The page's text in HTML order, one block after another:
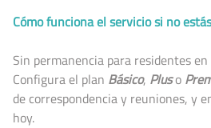
Cómo funciona el servicio si no
Sin permanencia para residentes
Configura el plan Básico, Pluso
de correspondencia y reuniones, y
hoy.